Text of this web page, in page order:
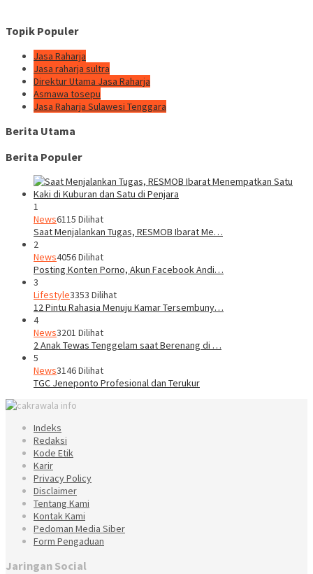
Topik Populer
Jasa Raharja
Jasa raharja sultra
Direktur Utama Jasa Raharja
Asmawa tosepu
Jasa Raharja Sulawesi Tenggara
Berita Utama
Berita Populer
1
News6115 Dilihat
Saat Menjalankan Tugas, RESMOB Ibarat Me…
2
News4056 Dilihat
Posting Konten Porno, Akun Facebook Andi…
3
Lifestyle3353 Dilihat
12 Pintu Rahasia Menuju Kamar Tersembuny…
4
News3201 Dilihat
2 Anak Tewas Tenggelam saat Berenang di …
5
News3146 Dilihat
TGC Jeneponto Profesional dan Terukur
Indeks
Redaksi
Kode Etik
Karir
Privacy Policy
Disclaimer
Tentang Kami
Kontak Kami
Pedoman Media Siber
Form Pengaduan
Jaringan Social